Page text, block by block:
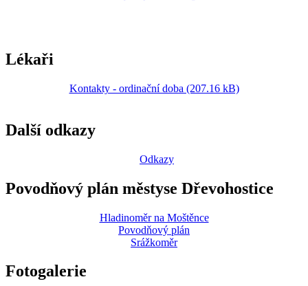
Lékaři
Kontakty - ordinační doba (207.16 kB)
Další odkazy
Odkazy
Povodňový plán městyse Dřevohostice
Hladinoměr na Moštěnce
Povodňový plán
Srážkoměr
Fotogalerie